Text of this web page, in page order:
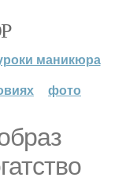
маникюра
фото